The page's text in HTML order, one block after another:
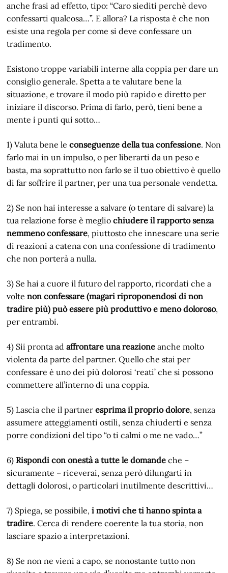
anche frasi ad effetto, tipo: “Caro siediti perchè devo
confessarti qualcosa…”. E allora? La risposta è che non
esiste una regola per come si deve confessare un
tradimento.
Esistono troppe variabili interne alla coppia per dare un
consiglio generale. Spetta a te valutare bene la
situazione, e trovare il modo più rapido e diretto per
iniziare il discorso. Prima di farlo, però, tieni bene a
mente i punti qui sotto…
1) Valuta bene leconseguenze della tua confessione. Non
farlo mai in un impulso, o per liberarti da un peso e
basta, ma soprattutto non farlo se il tuo obiettivo è quello
di far soffrire il partner, per una tua personale vendetta.
2) Se non hai interesse a salvare (o tentare di salvare) la
tua relazione forse è megliochiudere il rapporto senza
nemmeno confessare, piuttosto che innescare una serie
di reazioni a catena con una confessione di tradimento
che non porterà a nulla.
3) Se hai a cuore il futuro del rapporto, ricordati che a
voltenon confessare (magari riproponendosi di non
tradire più) può essere più produttivo e meno doloroso,
per entrambi.
4) Sii pronta adaffrontare una reazione anche molto
violenta da parte del partner. Quello che stai per
confessare è uno dei più dolorosi ‘reati’ che si possono
commettere all’interno di una coppia.
5) Lascia che il partneresprima il proprio dolore, senza
assumere atteggiamenti ostili, senza chiuderti e senza
porre condizioni del tipo “o ti calmi o me ne vado…”
6)Rispondi con onestà a tutte le domande che –
sicuramente – riceverai, senza però dilungarti in
dettagli dolorosi, o particolari inutilmente descrittivi…
7) Spiega, se possibile,i motivi che ti hanno spinta a
tradire. Cerca di rendere coerente la tua storia, non
lasciare spazio a interpretazioni.
8) Se non ne vieni a capo, se nonostante tutto non